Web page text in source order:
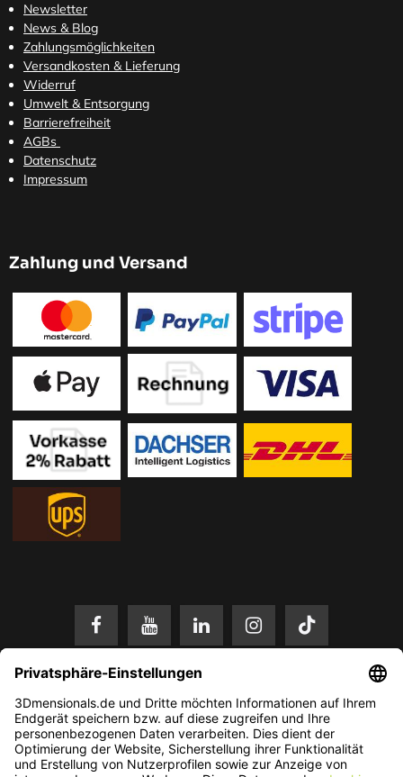
Newsletter
News & Blog
Zahlungsmöglichkeiten
Versandkosten & Lieferung
Widerruf
Umwelt & Entsorgung
Barrierefreiheit
AGBs
Datenschutz
Impressum
Zahlung und Versand
* Alle Preise in EUR inkl. gesetzl. Mehrwertsteuer zzgl. Versandkosten.
Änderungen und Irrtümer vorbehalten. Nur solange der Vorrat reicht.
© 2026 3Dmensionals / PONTIALIS GmbH & Co. KG - All Rights Reserved.​